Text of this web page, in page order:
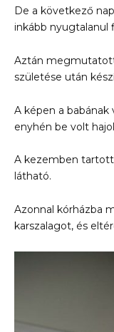
De a következő
inkább
Aztán
születése után
A képen a
enyhén be volt
A kezemben
látható.
Azonnal kórházba
karszalagot, és